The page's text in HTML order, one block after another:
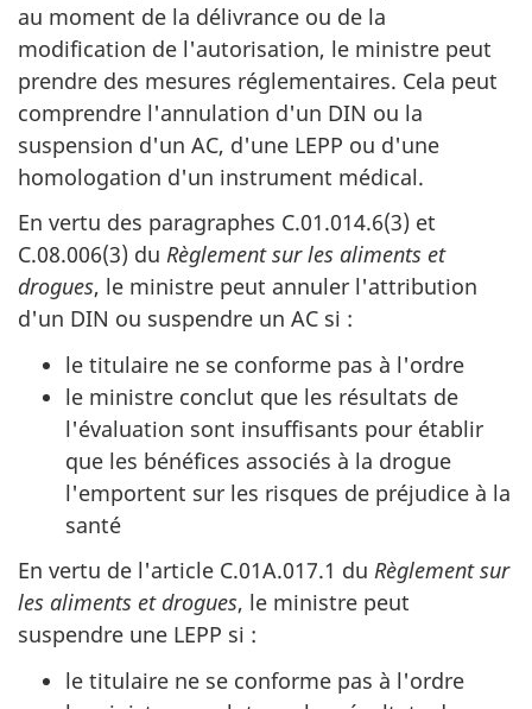
au moment de la délivrance ou de la
modification de l'autorisation, le ministre peut
prendre des mesures réglementaires. Cela peut
comprendre l'annulation d'un DIN ou la
suspension d'un AC, d'une LEPP ou d'une
homologation d'un instrument médical.
En vertu des paragraphes C.01.014.6(3) et
C.08.006(3) du Règlement sur les aliments et
drogues, le ministre peut annuler l'attribution
d'un DIN ou suspendre un AC si :
le titulaire ne se conforme pas à l'ordre
le ministre conclut que les résultats de
l'évaluation sont insuffisants pour établir
que les bénéfices associés à la drogue
l'emportent sur les risques de préjudice à la
santé
En vertu de l'article C.01A.017.1 du Règlement sur
les aliments et drogues, le ministre peut
suspendre une LEPP si :
le titulaire ne se conforme pas à l'ordre